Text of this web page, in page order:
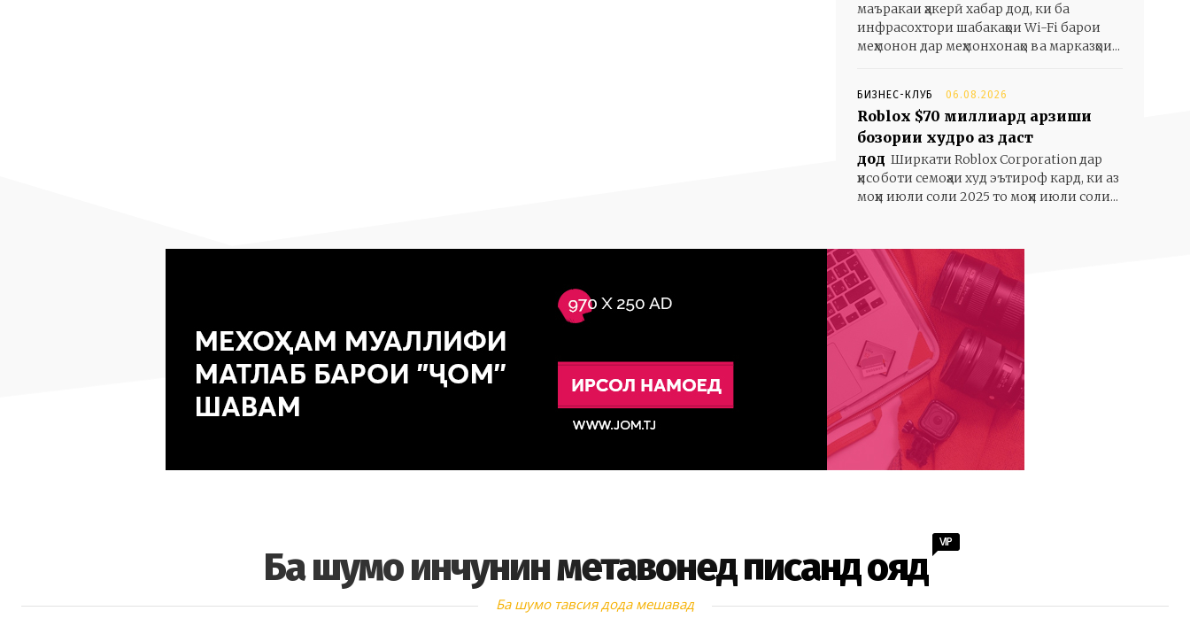
маъракаи ҳакерӣ хабар дод, ки ба
инфрасохтори шабакаҳои Wi-Fi барои
меҳмонон дар меҳмонхонаҳо ва марказҳои...
БИЗНЕС-КЛУБ 06.08.2026
Roblox $70 миллиард арзиши
бозории худро аз даст
дод Ширкати Roblox Corporation дар
ҳисоботи семоҳаи худ эътироф кард, ки аз
моҳи июли соли 2025 то моҳи июли соли...
Ба шумо инчунин метавонед писанд ояд
VIP
Ба шумо тавсия дода мешавад